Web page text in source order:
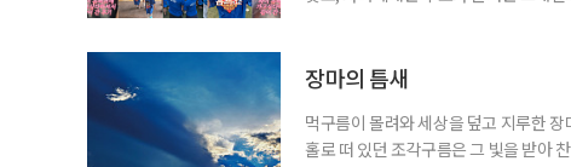
에 맞춰 뛰는 여름 축제는 오랫동안 젊
장마의 틈새
먹구름이 몰려와 세상을 덮고 지루한
홀로 떠 있던 조각구름은 그 빛을 받아